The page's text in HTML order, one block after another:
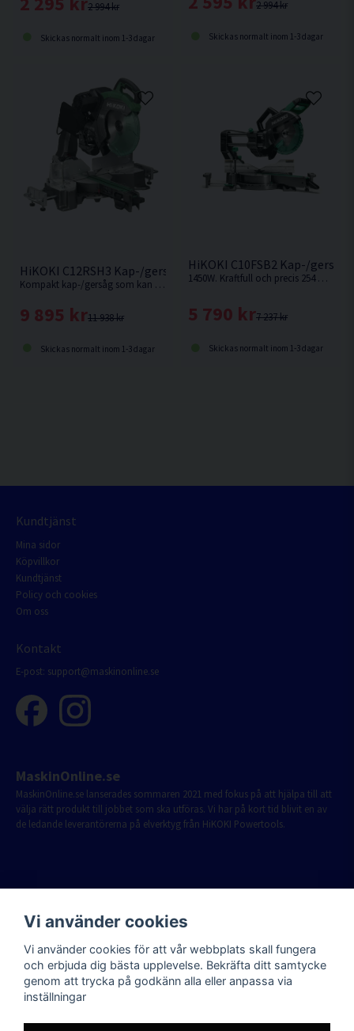
2 994 kr
Skickas normalt inom 1-3 dagar
2 994 kr
Skickas normalt inom 1-3 dagar
HiKOKI C12RSH3 Kap-/gersåg 305MM (1520W)
Kompakt kap-/gersåg som kan placeras nära vägg. Snabbfäste i framkant för att enkelt låsa sågen i geringsläget och i bakkant för fasningsläget.
11 938 kr
9 895 kr
Skickas normalt inom 1-3 dagar
HiKOKI C10FSB2 Kap-/gersåg
1450W. Kraftfull och precis 254 mm kap-/gersåg med kompakt glidfunktion
7 237 kr
5 790 kr
Skickas normalt inom 1-3 dagar
Kundtjänst
Mina sidor
Köpvillkor
Kundtjänst
Policy och cookies
Om oss
Kontakt
E-post: support@maskinonline.se
MaskinOnline.se
MaskinOnline.se lanserades sommaren 2021 med fokus på att hjälpa till att
välja rätt produkt till jobbet som ska utföras. Vi har på kort tid blivit en av
de ledande leverantörerna på elverktyg från HiKOKI Powertools.
Vi använder cookies
Vi använder cookies för att vår webbplats skall fungera
och erbjuda dig bästa upplevelse. Bekräfta ditt samtycke
genom att trycka på godkänn alla eller anpassa via
inställningar